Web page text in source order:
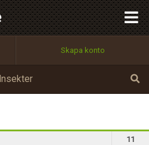
Skapa konto
Insekter
11
100%
OK
Tillbaka till förstasidan